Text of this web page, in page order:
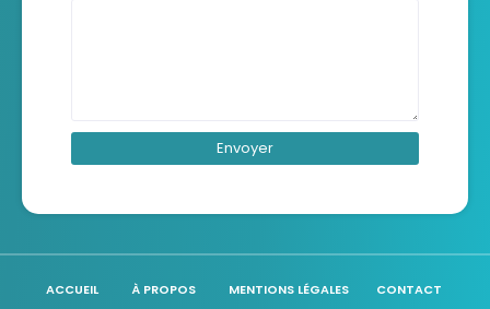
ACCUEIL À PROPOS MENTIONS LÉGALES CONTACT